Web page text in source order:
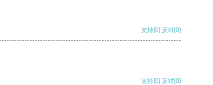
支持[0] 反对[0]
支持[0] 反对[0]